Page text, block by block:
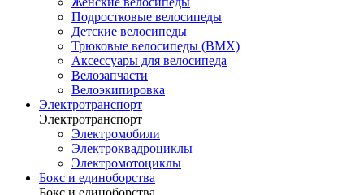
Подростковые велосипеды
Детские велосипеды
Трюковые велосипеды (BMX)
Аксессуары для велосипеда
Велозапчасти
Велоэкипировка
Электротранспорт
Электротранспорт
Электромобили
Электроквадроциклы
Электромотоциклы
Бокс и единоборства
Бокс и единоборства